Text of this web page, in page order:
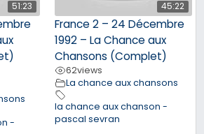
51:23
-
45:22
France 2 – 24 Décembre
1992 – La Chance aux
Chansons (Complet)
62views
La chance aux chansons
la chance aux chanson -
pascal sevran